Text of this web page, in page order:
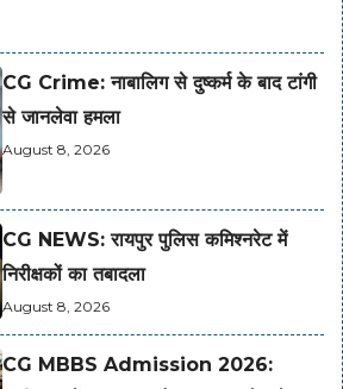
CG Crime: नाबालिग से दुष्कर्म के बाद टांगी
से जानलेवा हमला
August 8, 2026
CG NEWS: रायपुर पुलिस कमिश्नरेट में
निरीक्षकों का तबादला
August 8, 2026
CG MBBS Admission 2026: